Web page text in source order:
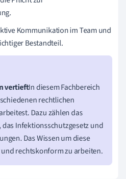
Kommunikation im Team und
Bestandteil.
vertieftIn diesem Fachbereich
rechtlichen
Dazu zählen das
Infektionsschutzgesetz und
Das Wissen um diese
rechtskonform zu arbeiten.